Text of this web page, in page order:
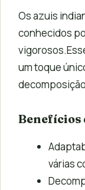
Os azuis
conhecidos
um toque
Benefícios
várias